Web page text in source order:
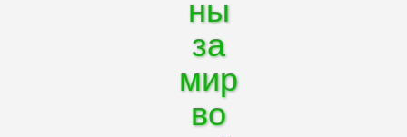
ны
за
мир
во